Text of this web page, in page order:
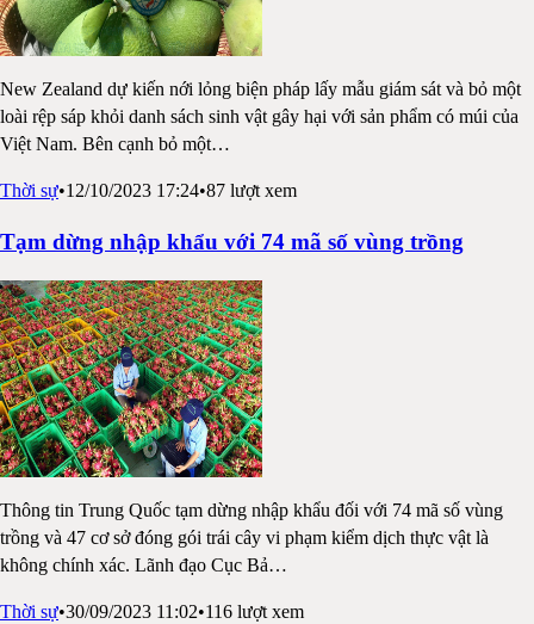
New Zealand dự kiến nới lỏng biện pháp lấy mẫu giám sát và bỏ một
loài rệp sáp khỏi danh sách sinh vật gây hại với sản phẩm có múi của
Việt Nam. Bên cạnh bỏ một…
Thời sự•12/10/2023 17:24•87 lượt xem
Tạm dừng nhập khẩu với 74 mã số vùng trồng
Thông tin Trung Quốc tạm dừng nhập khẩu đối với 74 mã số vùng
trồng và 47 cơ sở đóng gói trái cây vi phạm kiểm dịch thực vật là
không chính xác. Lãnh đạo Cục Bả…
Thời sự•30/09/2023 11:02•116 lượt xem